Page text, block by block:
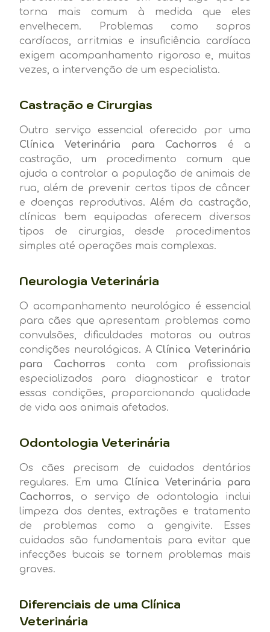
torna mais comum à medida que eles
envelhecem. Problemas como sopros
cardíacos, arritmias e insuficiência cardíaca
exigem acompanhamento rigoroso e, muitas
vezes, a intervenção de um especialista.
Castração e Cirurgias
Outro serviço essencial oferecido por uma
Clínica Veterinária para Cachorros é a
castração, um procedimento comum que
ajuda a controlar a população de animais de
rua, além de prevenir certos tipos de câncer
e doenças reprodutivas. Além da castração,
clínicas bem equipadas oferecem diversos
tipos de cirurgias, desde procedimentos
simples até operações mais complexas.
Neurologia Veterinária
O acompanhamento neurológico é essencial
para cães que apresentam problemas como
convulsões, dificuldades motoras ou outras
condições neurológicas. A Clínica Veterinária
para Cachorros conta com profissionais
especializados para diagnosticar e tratar
essas condições, proporcionando qualidade
de vida aos animais afetados.
Odontologia Veterinária
Os cães precisam de cuidados dentários
regulares. Em uma Clínica Veterinária para
Cachorros, o serviço de odontologia inclui
limpeza dos dentes, extrações e tratamento
de problemas como a gengivite. Esses
cuidados são fundamentais para evitar que
infecções bucais se tornem problemas mais
graves.
Diferenciais de uma Clínica
Veterinária